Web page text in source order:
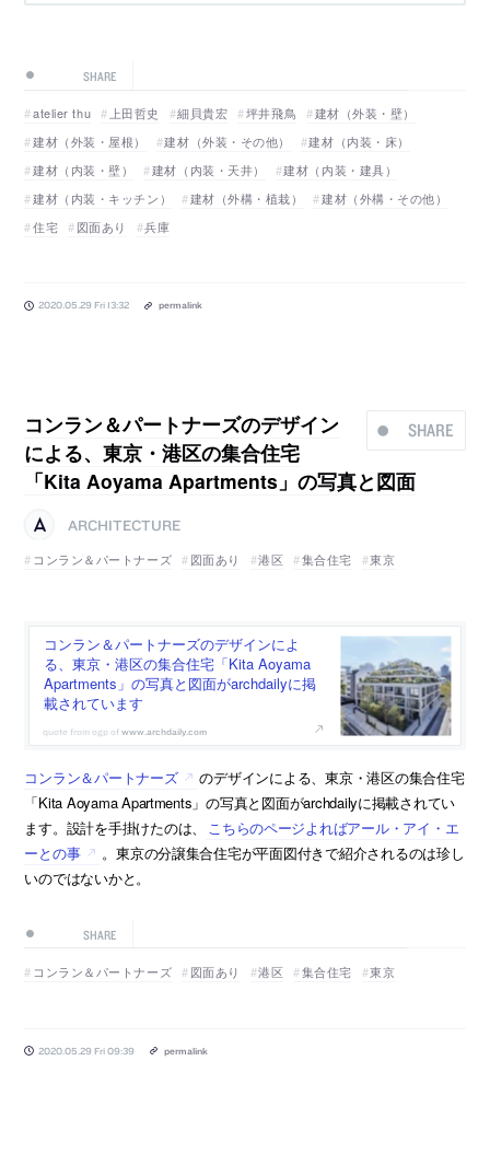
SHARE
atelier thu 上田哲史 細貝貴宏 坪井飛鳥
建材（外装・壁）
建材（外装・屋根）
建材（外装・その他）
建材（内装・床）
建材（内装・壁）
建材（内装・天井）
建材（内装・建具）
建材（内装・キッチン）
建材（外構・植栽）
建材（外構・その他）
住宅
図面あり 兵庫
2020.05.29 Fri 13:32 permalink
SHARE
コンラン＆パートナーズのデザイン
による、東京・港区の集合住宅
「Kita Aoyama Apartments」の写真と図面
ARCHITECTURE
コンラン＆パートナーズ
図面あり 港区 集合住宅 東京
コンラン＆パートナーズのデザインによ
る、東京・港区の集合住宅「Kita Aoyama
Apartments」の写真と図面がarchdailyに掲
載されています
www.archdaily.com
コンラン＆パートナーズ
のデザインによる、東京・港区の集合住宅
「Kita Aoyama Apartments」の写真と図面がarchdailyに掲載されてい
ます。設計を手掛けたのは、
こちらのページよればアール・アイ・エ
ーとの事
。東京の分譲集合住宅が平面図付きで紹介されるのは珍し
いのではないかと。
SHARE
コンラン＆パートナーズ 図面あり 港区 集合住宅 東京
2020.05.29 Fri 09:39 permalink